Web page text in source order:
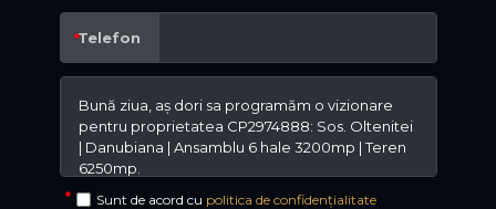
Telefon
Sunt de acord cu politica de confidențialitate